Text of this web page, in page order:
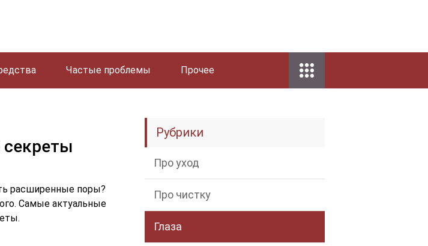
Частые проблемы Прочее
расширенные поры?
Самые актуальные
Рубрики
Про уход
Про чистку
Глаза